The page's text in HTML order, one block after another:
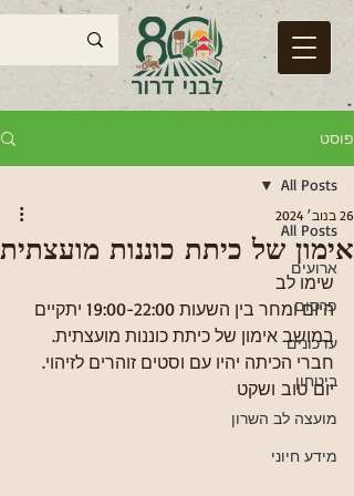
פוסט
All Posts
ארועים
פרסום
עדכונים
ביטחון
מועצה לב השרון
מידע חיוני
All Posts
אימון של כיתת כוננות מועצתית
26 בנוב׳ 2024
שימו לב
היום ומחר בין השעות 19:00-22:00 יתקיים
במושב אימון של כיתת כוננות מועצתית.
חברי הכיתה יהיו עם וסטים זוהרים לזיהוי.
יום טוב ושקט